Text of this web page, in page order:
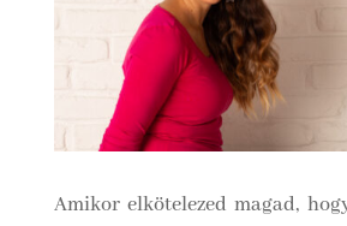
Amikor elkötelezed magad,